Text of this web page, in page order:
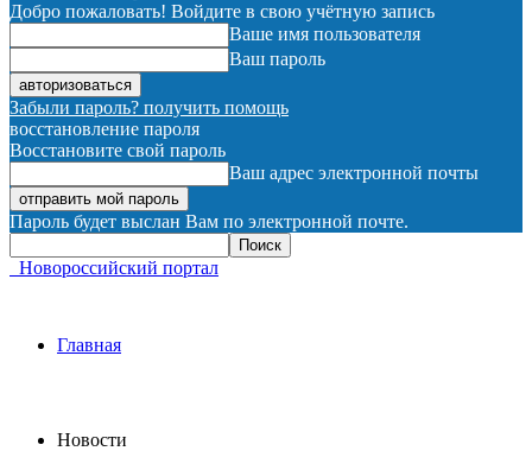
Добро пожаловать! Войдите в свою учётную запись
Ваше имя пользователя
Ваш пароль
Забыли пароль? получить помощь
восстановление пароля
Восстановите свой пароль
Ваш адрес электронной почты
Пароль будет выслан Вам по электронной почте.
Новороссийский портал
Главная
Новости